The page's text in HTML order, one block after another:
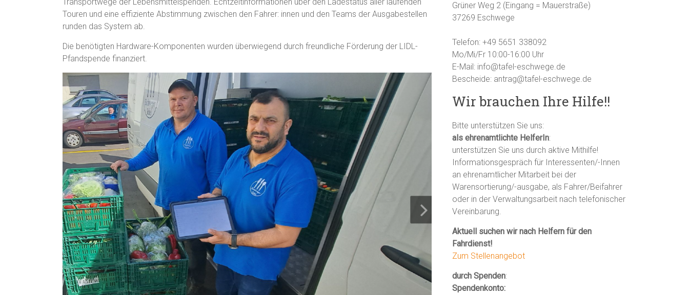
Touren und eine effiziente Abstimmung zwischen den Fahrer: innen und den Teams der Ausgabestellen
runden das System ab.
Die benötigten Hardware-Komponenten wurden überwiegend durch freundliche Förderung der LIDL-
Pfandspende finanziert.
Grüner Weg 2 (Eingang = Mauerstraße)
37269 Eschwege
Telefon: +49 5651 338092
Mo/Mi/Fr 10:00-16:00 Uhr
E-Mail: info@tafel-eschwege.de
Bescheide: antrag@tafel-eschwege.de
Wir brauchen Ihre Hilfe!!
Bitte unterstützen Sie uns:
als ehrenamtlichte HelferIn:
unterstützen Sie uns durch aktive Mithilfe!
Informationsgespräch für Interessenten/-Innen
an ehrenamtlicher Mitarbeit bei der
Warensortierung/-ausgabe, als Fahrer/Beifahrer
oder in der Verwaltungsarbeit nach telefonischer
Vereinbarung.
Aktuell suchen wir nach Helfern für den
Fahrdienst!
Zum Stellenangebot
durch Spenden:
Spendenkonto: